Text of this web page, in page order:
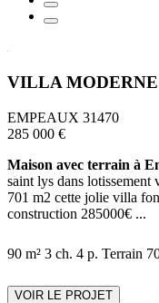
VILLA MODERNE
EMPEAUX 31470
285 000 €
Maison avec terrain à
saint lys dans lotissement
701 m2 cette jolie villa
construction 285000€ ...
90 m² 3 ch. 4 p. Terrain
VOIR LE PROJET